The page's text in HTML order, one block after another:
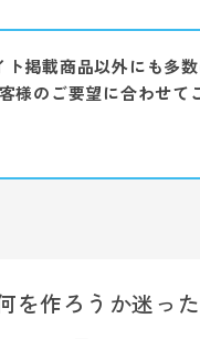
ト掲載商品以外にも多
様のご要望に合わせ
を作ろうか迷っ